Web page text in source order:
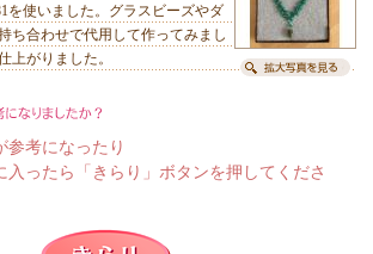
を使いました。グラスビーズやダ
ち合わせで代用して作ってみまし
上がりました。
参考になったり
入ったら「きらり」ボタンを押してくださ